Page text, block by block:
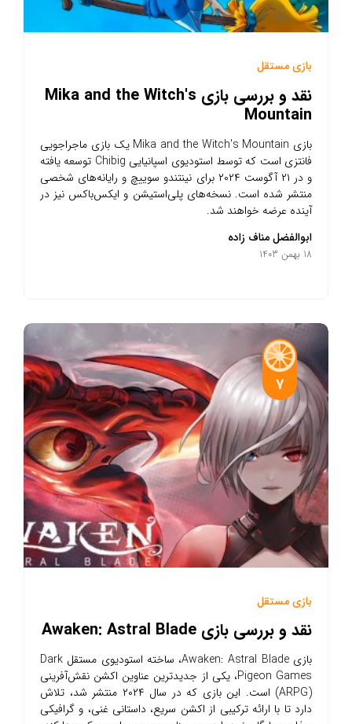
بازی مستقل
نقد و بررسی بازی Mika and the Witch's
Mountain
بازی Mika and the Witch's Mountain یک بازی ماجراجویی
فانتزی است که توسط استودیوی اسپانیایی Chibig توسعه یافته
و در ۲۱ آگوست ۲۰۲۴ برای نینتندو سوییچ و رایانه‌های شخصی
منتشر شده است. نسخه‌های پلی‌استیشن و ایکس‌باکس نیز در
آینده عرضه خواهند شد.
ابوالفضل مناف زاده
18 بهمن 1403
7
بازی مستقل
نقد و بررسی بازی Awaken: Astral Blade
بازی Awaken: Astral Blade، ساخته استودیوی مستقل Dark
Pigeon Games، یکی از جدیدترین عناوین اکشن نقش‌آفرینی
(ARPG) است. این بازی که در سال ۲۰۲۴ منتشر شد، تلاش
دارد تا با ارائه ترکیبی از اکشن سریع، داستانی غنی، و گرافیکی